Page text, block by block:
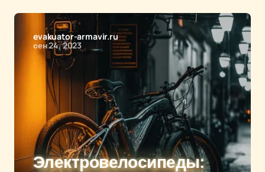
evakuator-armavir.ru
сен 24, 2023
Электровелосипеды: